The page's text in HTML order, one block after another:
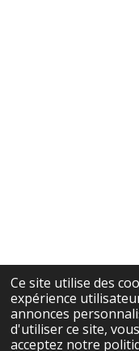
Ce site utilise des
expérience
annonces
d'utiliser ce site,
acceptez notre